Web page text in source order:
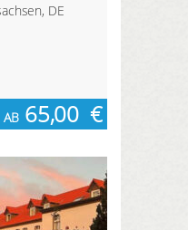
DE
AB 65,00 €